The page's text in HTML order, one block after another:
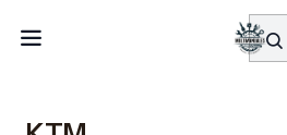
SERVICIO DE BÚSQUEDA DE
Manuales de